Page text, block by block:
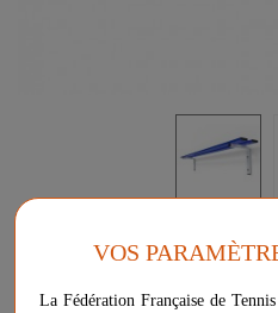
ETAGÈRE MURALE
Etagère murale composée de 2
VOS
La Fédération Française de